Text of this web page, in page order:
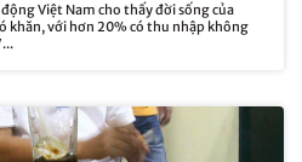
Việt Nam cho thấy đời sống của
khăn, với hơn 20% có thu nhập không